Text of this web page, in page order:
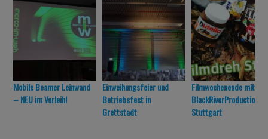
Mobile Beamer Leinwand
– NEU im Verleih!
Einweihungsfeier und
Betriebsfest in
Grettstadt
Filmwochenende mit
BlackRiverProduction in
Stuttgart